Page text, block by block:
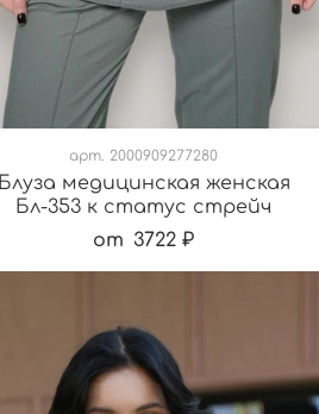
арт. 2000909277280
Блуза медицинская женская
Бл-353 к статус стрейч
от 3722 ₽